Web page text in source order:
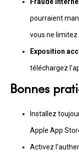
pourraient
vous ne
Exposition
téléchargez
Bonnes
Installez
Apple App
Activez